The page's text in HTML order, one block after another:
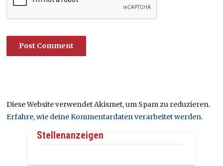
Diese Website verwendet Akismet, um Spam zu reduzieren.
Erfahre, wie deine Kommentardaten verarbeitet werden.
Stellenanzeigen